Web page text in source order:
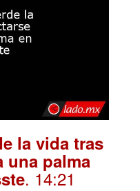
la vida tras
una palma
. 14:21